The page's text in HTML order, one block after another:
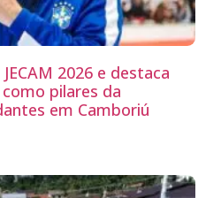
2026 e destaca
pilares da
em Camboriú